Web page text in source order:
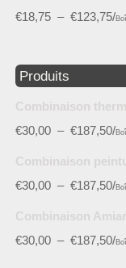
€18,75 – €123,75/
Produits
Combinaison
€30,00 – €187,50/
Combinaison
€30,00 – €187,50/
Combinaison
€30,00 – €187,50/